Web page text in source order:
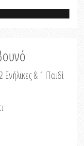
Ενήλικες & 1 Παιδί